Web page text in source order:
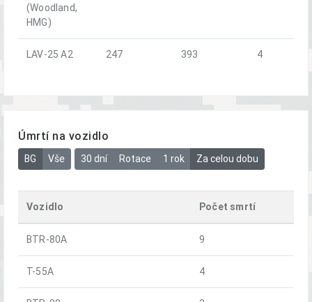
(Woodland,
HMG)
LAV-25 A2 247 393 4
Úmrtí na vozidlo
BG Vše 30 dní Rotace 1 rok Za celou dobu
Vozidlo Počet smrtí
BTR-80A 9
T-55A 4